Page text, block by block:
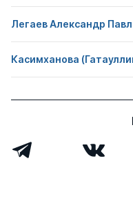
Легаев Александр
Касимханова